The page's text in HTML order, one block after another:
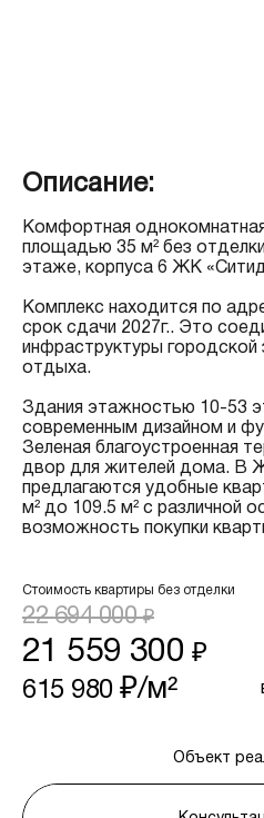
Описание:
Комфортная
площадью 35 м² без
этаже, корпуса 6 ЖК
Комплекс находится по
срок сдачи 2027г.. Это
инфраструктуры городской
отдыха.
Здания этажностью 10-53
современным дизайном и
Зеленая благоустроенная
двор для жителей дома. В
предлагаются удобные
м² до 109.5 м² с различной
возможность покупки
Стоимость квартиры без отделки
22 694 000₽
21 559 300₽
615 980₽/м²
Объект